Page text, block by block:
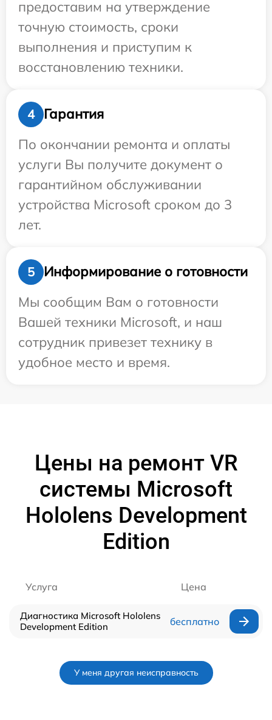
предоставим на утверждение
точную стоимость, сроки
выполнения и приступим к
восстановлению техники.
4
Гарантия
По окончании ремонта и оплаты
услуги Вы получите документ о
гарантийном обслуживании
устройства Microsoft сроком до 3
лет.
5
Информирование о готовности
Мы сообщим Вам о готовности
Вашей техники Microsoft, и наш
сотрудник привезет технику в
удобное место и время.
Цены на ремонт VR
системы Microsoft
Hololens Development
Edition
Услуга Цена
Диагностика Microsoft Hololens
Development Edition
бесплатно
У меня другая неисправность